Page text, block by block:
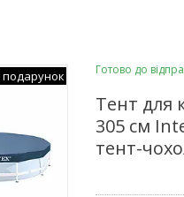
Готово до
Тент для
305 см
тент-